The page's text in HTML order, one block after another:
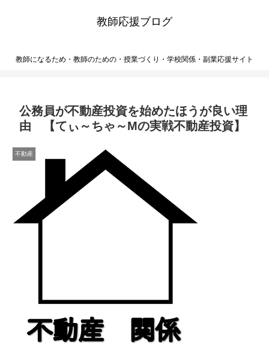
教師応援ブログ
教師になるため・教師のための・授業づくり・学校関係・副業応援サイト
公務員が不動産投資を始めたほうが良い理
由 【てぃ～ちゃ～Mの実戦不動産投資】
不動産